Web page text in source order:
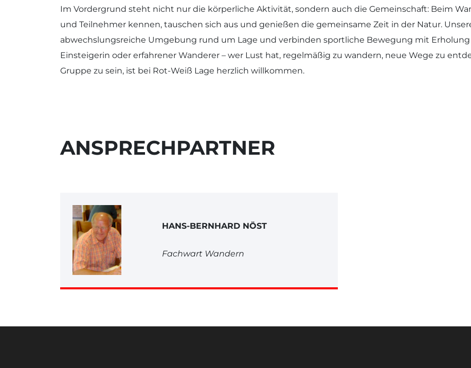
Im Vordergrund steht nicht nur die körperliche Aktivität, sondern auch die Gemeinschaft: Beim
und Teilnehmer kennen, tauschen sich aus und genießen die gemeinsame Zeit in der Natur.
abwechslungsreiche Umgebung rund um Lage und verbinden sportliche Bewegung mit Erholung
Einsteigerin oder erfahrener Wanderer – wer Lust hat, regelmäßig zu wandern, neue Wege zu
Gruppe zu sein, ist bei Rot-Weiß Lage herzlich willkommen.
ANSPRECHPARTNER
HANS-BERNHARD NÖST
Fachwart Wandern